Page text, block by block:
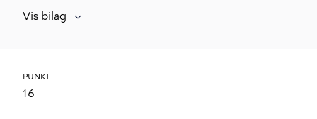
Vis bilag
PUNKT
16